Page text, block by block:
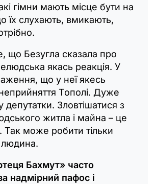
гімни мають місце бути на
їх слухають, вмикають,
що Безугла сказала про
якась реакція. У
що у неї якесь
Тополі. Дуже
депутатки. Зловтішатися з
житла і майна – це
може робити тільки
людина.
Бахмут» часто
надмірний пафос і